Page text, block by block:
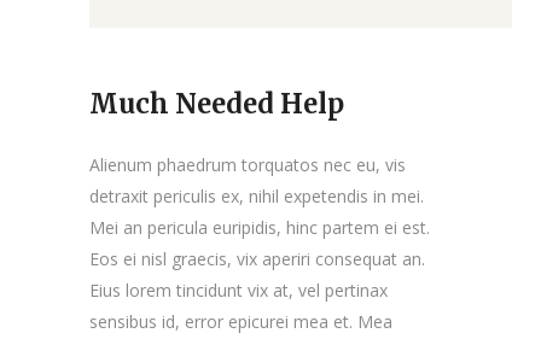
Much Needed Help
Alienum phaedrum torquatos nec eu, vis
detraxit periculis ex, nihil expetendis in mei.
Mei an pericula euripidis, hinc partem ei est.
Eos ei nisl graecis, vix aperiri consequat an.
Eius lorem tincidunt vix at, vel pertinax
sensibus id, error epicurei mea et. Mea